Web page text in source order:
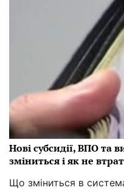
Нові субсидії, ВПО та
зміниться і як не
Що зміниться в